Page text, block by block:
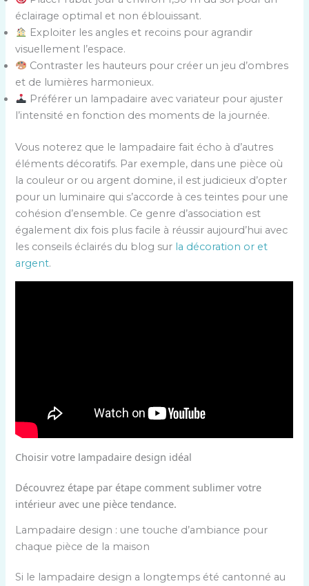
éclairage optimal et non éblouissant.
Exploiter les angles et recoins pour agrandir
visuellement l’espace.
Contraster les hauteurs pour créer un jeu d’ombres
et de lumières harmonieux.
Préférer un lampadaire avec variateur pour ajuster
l’intensité en fonction des moments de la journée.
Vous noterez que le lampadaire fait écho à d’autres
éléments décoratifs. Par exemple, dans une pièce où
la couleur or ou argent domine, il est judicieux d’opter
pour un luminaire qui s’accorde à ces teintes pour une
cohésion d’ensemble. Ce genre d’association est
également dix fois plus facile à réussir aujourd’hui avec
les conseils éclairés du blog sur la décoration or et
argent.
Choisir votre lampadaire design idéal
Découvrez étape par étape comment sublimer votre
intérieur avec une pièce tendance.
Lampadaire design : une touche d’ambiance pour
chaque pièce de la maison
Si le lampadaire design a longtemps été cantonné au